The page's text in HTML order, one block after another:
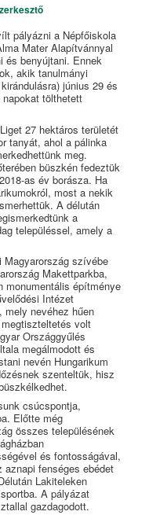
pályázni a Népfőiskola
Mater Alapítvánnyal
és benyújtani. Ennek
akik tanulmányi
június 29 és
tölthetett
27 hektáros területét
tanyát, ahol a pálinka
meg.
büszkén fedeztük
as év borásza. Ha
most a nekik
A délután
a
településsel, amely a
Magyarország szívébe
Makettparkba,
monumentális építménye
Intézet
mely nevéhez hűen
volt
Országgyűlés
megálmodott és
nevén Hungarikum
szenteltük, hisz
csúcspontja,
Előtte még
összes településének
és fontosságával,
fenséges ebédet
Lakiteleken
A pályázat
gazdagodott.